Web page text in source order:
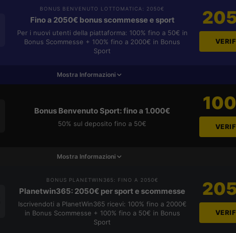
BONUS BENVENUTO LOTTOMATICA: 2050€
Fino a 2050€ bonus scommesse e sport
Per i nuovi utenti della piattaforma: 100% fino a 50€ in
Bonus Scommesse + 100% fino a 2000€ in Bonus
Sport
Mostra Informazioni
Bonus Benvenuto Sport: fino a 1.000€
50% sul deposito fino a 50€
Mostra Informazioni
BONUS PLANETWIN365: FINO A 2050€
Planetwin365: 2050€ per sport e scommesse
Iscrivendoti a PlanetWin365 ricevi: 100% fino a 2000€
in Bonus Scommesse + 100% fino a 50€ in Bonus
Sport